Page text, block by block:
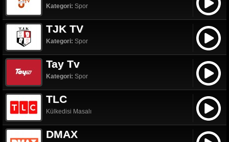
Kategori: Spor
TJK TV
Kategori: Spor
Tay Tv
Kategori: Spor
TLC
Külkedisi Masalı
DMAX